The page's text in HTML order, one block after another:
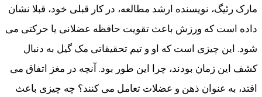
مارک رئیگ، نویسنده ارشد مطالعه، در کار قبلی خود، قبلا نشان
داده است که ورزش باعث تقویت حافظه عضلانی یا حرکتی می
شود. این چیزی است که او و تیم تحقیقاتی مک گیل به دنبال
کشف این زمان بودند، چرا این طور بود. آنچه در مغز اتفاق می
افتد، به عنوان ذهن و عضلات تعامل می کنند؟ چه چیزی باعث